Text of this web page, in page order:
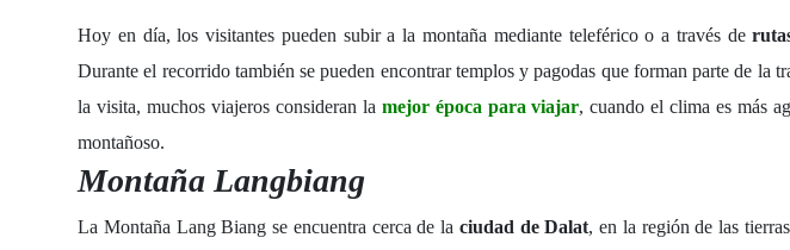
Hoy en día, los visitantes pueden subir a la montaña mediante teleférico o a través de
Durante el recorrido también se pueden encontrar templos y pagodas que forman parte de la
la visita, muchos viajeros consideran la mejor época para viajar, cuando el clima es más
montañoso.
Montaña Langbiang
La Montaña Lang Biang se encuentra cerca de la ciudad de Dalat, en la región de las